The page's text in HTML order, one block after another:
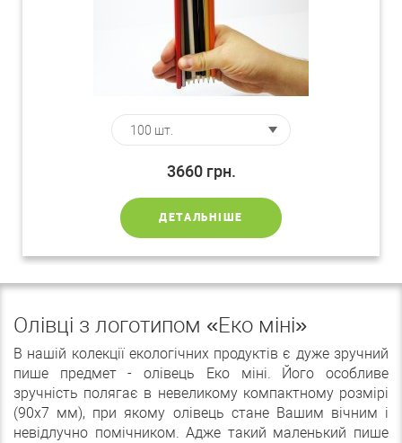
3660 грн.
ДЕТАЛЬНІШЕ
Олівці з логотипом «Еко міні»
В нашій колекції екологічних продуктів є дуже зручний
пише предмет - олівець Еко міні. Його особливе
зручність полягає в невеликому компактному розмірі
(90х7 мм), при якому олівець стане Вашим вічним і
невідлучно помічником. Адже такий маленький пише